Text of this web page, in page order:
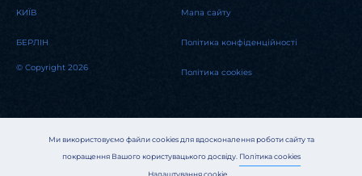
Ми використовуємо файли cookies для вдосконалення роботи сайту та
покращення Вашого користувацького досвіду. Політика cookies
Налаштування cookie
KИЇВ
БЕРЛІН
© Copyright 2026
Мапа сайту
Політика конфіденційності
Політика cookies